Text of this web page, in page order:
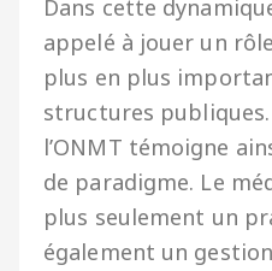
Dans cette
appelé à jouer un
plus en plus
structures publiques.
l’ONMT témoigne
de paradigme. Le
plus seulement un
également un